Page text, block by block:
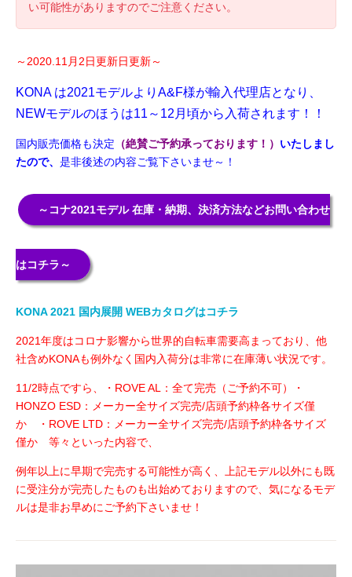
い可能性がありますのでご注意ください。
～2020.11月2日更新日更新～
KONA は2021モデルよりA&F様が輸入代理店となり、
NEWモデルのほうは11～12月頃から入荷されます！！
国内販売価格も決定 （絶賛ご予約承っております！） いたしまし
たので、 是非後述の内容ご覧下さいませ～！
～コナ2021モデル 在庫・納期、決済方法などお問い合わせ
はコチラ～
KONA 2021 国内展開 WEBカタログはコチラ
2021年度はコロナ影響から世界的自転車需要高まっており、他
社含めKONAも例外なく国内入荷分は非常に在庫薄い状況です。
11/2時点ですら、・ROVE AL：全て完売（ご予約不可）・
HONZO ESD：メーカー全サイズ完売/店頭予約枠各サイズ僅
か ・ROVE LTD：メーカー全サイズ完売/店頭予約枠各サイズ
僅か 等々といった内容で、
例年以上に早期で完売する可能性が高く、上記モデル以外にも既
に受注分が完売したものも出始めておりますので、 気になるモデ
ルは是非お早めにご予約下さいませ！